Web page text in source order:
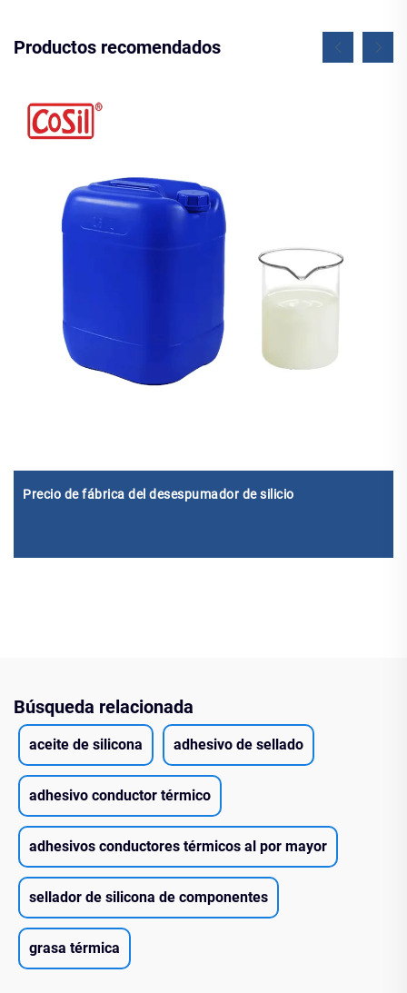
Productos recomendados
Precio de fábrica del desespumador de silicio
Búsqueda relacionada
aceite de silicona adhesivo de sellado
adhesivo conductor térmico
adhesivos conductores térmicos al por mayor
sellador de silicona de componentes
grasa térmica